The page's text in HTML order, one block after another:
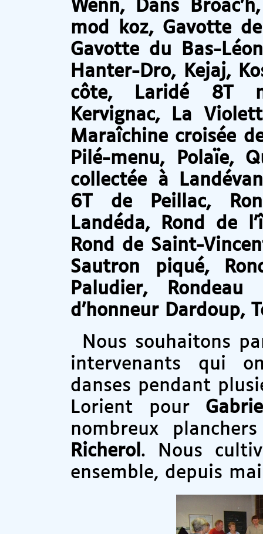
Wenn, Dañs
mod koz, Gavotte
Gavotte du Bas-
Hanter-Dro, Kejaj,
côte, Laridé 8T
Kervignac, La
Maraîchine croisée
Pilé-menu, Polaïe,
collectée à
6T de Peillac,
Landéda, Rond de
Rond de Saint-
Sautron piqué,
Paludier,
d’honneur Dardoup,
Nous souhaitons
intervenants qui
danses pendant
Lorient pour
nombreux
Richerol . Nous
ensemble, depuis